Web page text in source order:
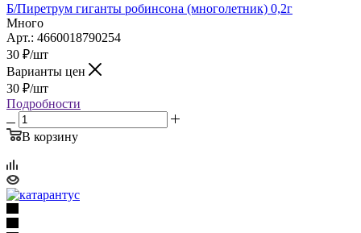
Б/Пиретрум гиганты робинсона (многолетник) 0,2г
Много
Арт.: 4660018790254
30 ₽/шт
Варианты цен
30 ₽/шт
Подробности
В корзину